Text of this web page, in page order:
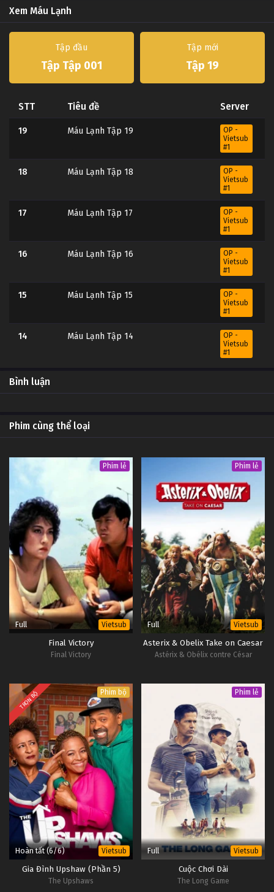
Xem Máu Lạnh
Tập đầu
Tập Tập 001
Tập mới
Tập 19
STT Tiêu đề Server
19 Máu Lạnh Tập 19
OP -
Vietsub
#1
18 Máu Lạnh Tập 18
OP -
Vietsub
#1
17 Máu Lạnh Tập 17
OP -
Vietsub
#1
16 Máu Lạnh Tập 16
OP -
Vietsub
#1
15 Máu Lạnh Tập 15
OP -
Vietsub
#1
14 Máu Lạnh Tập 14
OP -
Vietsub
#1
13
#1
Máu Lạnh Tập 12
11 Máu Lạnh Tập 11
OP -
Vietsub
10 Máu Lạnh Tập 10
OP -
Vietsub
9 Máu Lạnh Tập 9
OP -
Vietsub
#1
8 Máu Lạnh Tập 8
OP -
Vietsub
#1
7 Máu Lạnh Tập 7
OP -
Vietsub
#1
5 Máu Lạnh Tập 5
#1
Bình luận
Phim cùng thể loại
Phim lẻ
Full Vietsub
Final Victory
Final Victory
Phim lẻ
Full Vietsub
Asterix & Obelix Take on Caesar
Astérix & Obélix contre César
TRỌN BỘ Phim bộ
Hoàn tất (6/6) Vietsub
Gia Đình Upshaw (Phần 5)
The Upshaws
Phim lẻ
Full Vietsub
Cuộc Chơi Dài
The Long Game